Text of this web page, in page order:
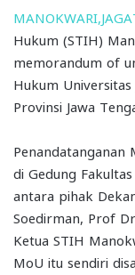
Hukum (STIH)
memorandum of
Hukum
Provinsi Jawa
Penandatanganan
di Gedung
antara pihak
Soedirman, Prof
Ketua STIH
MoU itu sendiri